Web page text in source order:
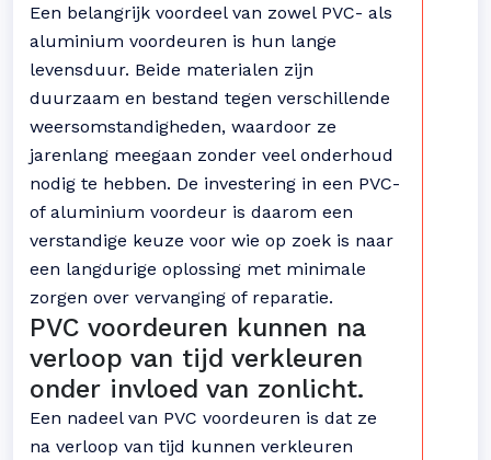
Een belangrijk voordeel van zowel PVC- als
aluminium voordeuren is hun lange
levensduur. Beide materialen zijn
duurzaam en bestand tegen verschillende
weersomstandigheden, waardoor ze
jarenlang meegaan zonder veel onderhoud
nodig te hebben. De investering in een PVC-
of aluminium voordeur is daarom een
verstandige keuze voor wie op zoek is naar
een langdurige oplossing met minimale
zorgen over vervanging of reparatie.
PVC voordeuren kunnen na
verloop van tijd verkleuren
onder invloed van zonlicht.
Een nadeel van PVC voordeuren is dat ze
na verloop van tijd kunnen verkleuren